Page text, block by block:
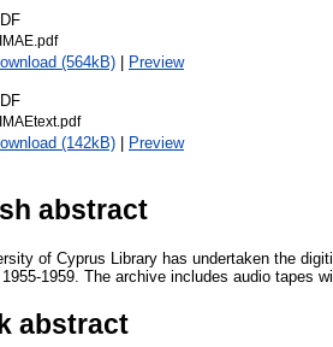
(564kB) | Preview
(142kB) | Preview
abstract
of Cyprus Library has undertaken the
1959. The archive includes audio tapes
abstract